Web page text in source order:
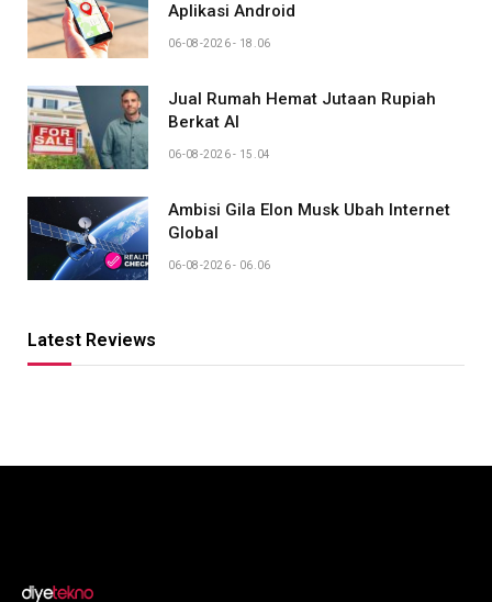
Aplikasi Android
06-08-2026 - 18.06
Jual Rumah Hemat Jutaan Rupiah
Berkat AI
06-08-2026 - 15.04
Ambisi Gila Elon Musk Ubah Internet
Global
06-08-2026 - 06.06
Latest Reviews